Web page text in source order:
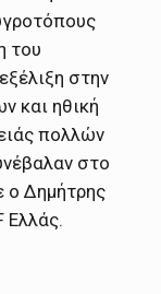
του
στην
και ηθική
πολλών
στο
ο Δημήτρης
Ελλάς.